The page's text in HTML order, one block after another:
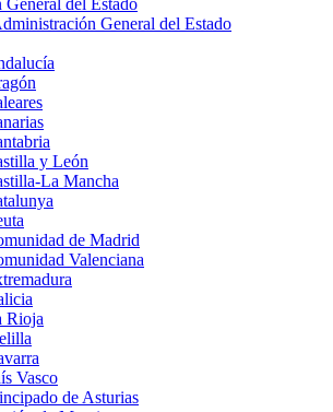
General del Estado
y León
La Mancha
de Madrid
Valenciana
Rioja
Vasco
de Asturias